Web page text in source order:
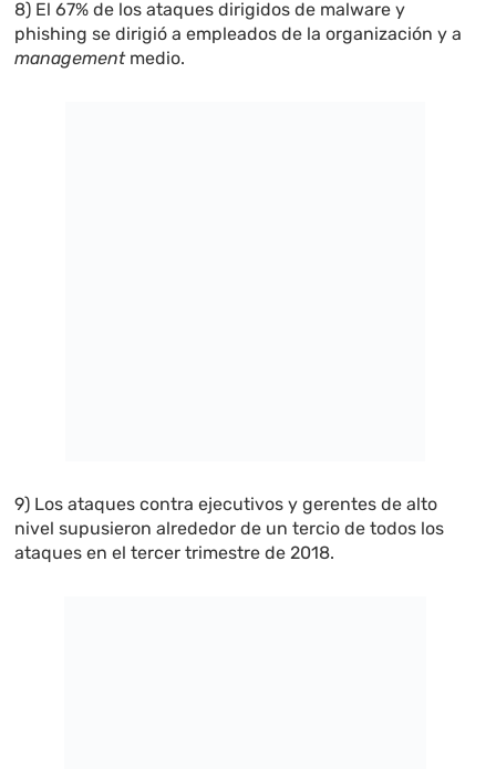
8) El 67% de los ataques dirigidos de malware y
phishing se dirigió a empleados de la organización y a
managementmedio.
9) Los ataques contra ejecutivos y gerentes de alto
nivel supusieron alrededor de un tercio de todos los
ataques en el tercer trimestre de 2018.